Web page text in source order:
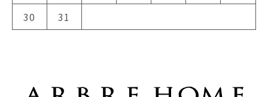
30
31